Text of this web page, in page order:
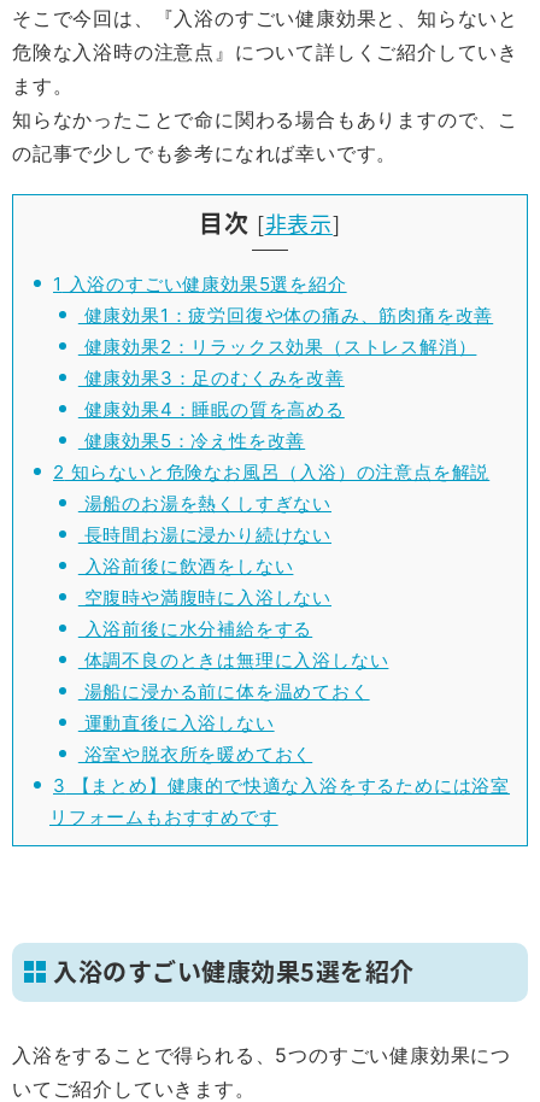
そこで今回は、『入浴のすごい健康効果と、知らないと
危険な入浴時の注意点』について詳しくご紹介していき
ます。
知らなかったことで命に関わる場合もありますので、こ
の記事で少しでも参考になれば幸いです。
目次 [非表示]
1 入浴のすごい健康効果5選を紹介
健康効果1：疲労回復や体の痛み、筋肉痛を改善
健康効果2：リラックス効果（ストレス解消）
健康効果3：足のむくみを改善
健康効果4：睡眠の質を高める
健康効果5：冷え性を改善
2 知らないと危険なお風呂（入浴）の注意点を解説
湯船のお湯を熱くしすぎない
長時間お湯に浸かり続けない
入浴前後に飲酒をしない
空腹時や満腹時に入浴しない
入浴前後に水分補給をする
体調不良のときは無理に入浴しない
湯船に浸かる前に体を温めておく
運動直後に入浴しない
浴室や脱衣所を暖めておく
3 【まとめ】健康的で快適な入浴をするためには浴室
リフォームもおすすめです
入浴のすごい健康効果5選を紹介
入浴をすることで得られる、5つのすごい健康効果につ
いてご紹介していきます。